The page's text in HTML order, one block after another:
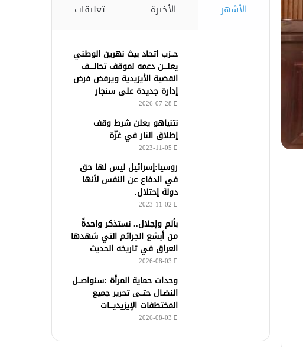
الأشهر الأخيرة تعليقات
حــزب اتحاد بيث نهرين الوطني
يعلـــن دعمه لموقف تحالــــف
القضية الأيزيدية ويرفض فرض
إدارة جديدة على سنجار
2026-07-28
نتنياهو يعلن شرط وقف
إطلاق النار في غزّة
2023-11-05
روسيا:إسرائيل ليس لها حق
في الدفاع عن النفس لأنها
دولة إحتلال.
2023-11-02
بألم وإجلال.. نستذكر واحدةً
من أبشع الجرائم التي شهدها
العراق في تاريخه الحديث
2026-08-03
وحدات حماية المرأة :سنواصــل
النضـال حتــى تحرير جميع
المختطفات الإيزيديـــات
2026-08-03